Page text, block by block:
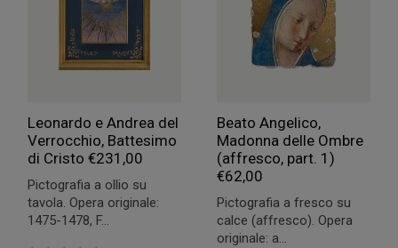
Leonardo e Andrea del
Verrocchio, Battesimo
di Cristo€231,00
Pictografia a ollio su
tavola. Opera originale:
1475-1478, F...
Beato Angelico,
Madonna delle Ombre
(affresco, part. 1)
€62,00
Pictografia a fresco su
calce (affresco). Opera
originale: a...